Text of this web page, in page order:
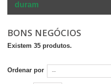
duram
BONS NEGÓCIOS
Existem 35 produtos.
Ordenar por